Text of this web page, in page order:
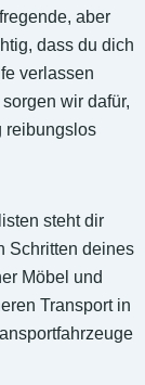
aber
dass du dich
verlassen
wir dafür,
reibungslos
steht dir
Schritten deines
Möbel und
Transport in